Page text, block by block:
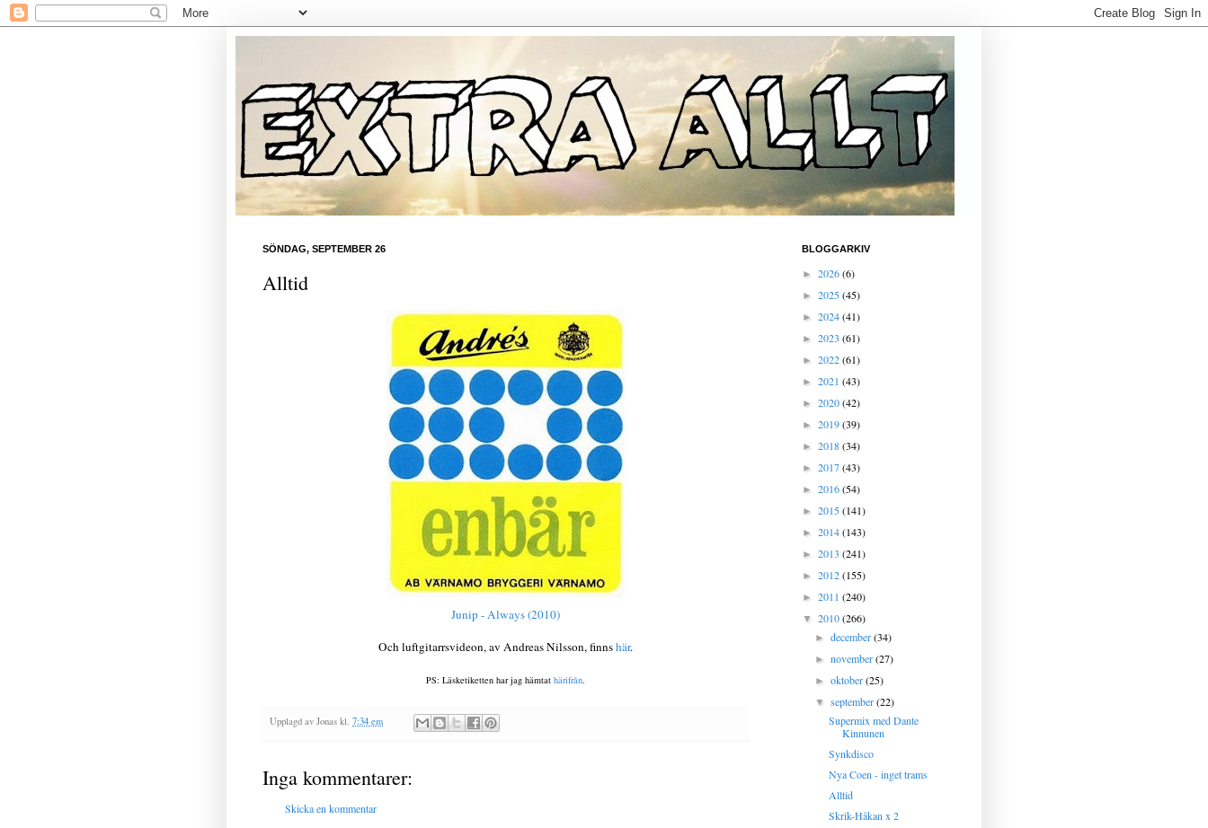
SÖNDAG, SEPTEMBER 26
Alltid
Junip - Always (2010)
Och luftgitarrsvideon, av Andreas Nilsson, finnshär.
PS: Läsketiketten har jag hämtat härifrån.
Upplagd av Jonas kl. 7:34 em
Inga kommentarer:
Skicka en kommentar
BLOGGARKIV
► 2026(6)
► 2025(45)
► 2024(41)
► 2023 (61)
► 2022(61)
► 2021 (43)
► 2020(42)
► 2019(39)
► 2018(34)
► 2017(43)
► 2016(54)
► 2015(141)
► 2014(143)
► 2013 (241)
► 2012(155)
► 2011 (240)
▼ 2010(266)
►december(34)
►november(27)
►oktober(25)
▼september(22)
Supermix med Dante
Kinnunen
Synkdisco
Nya Coen - inget trams
Alltid
Skrik-Håkan x 2